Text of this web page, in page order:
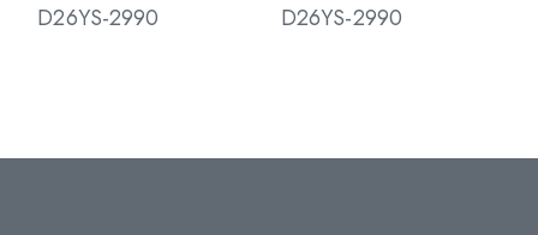
D26YS-2990 D26YS-2990